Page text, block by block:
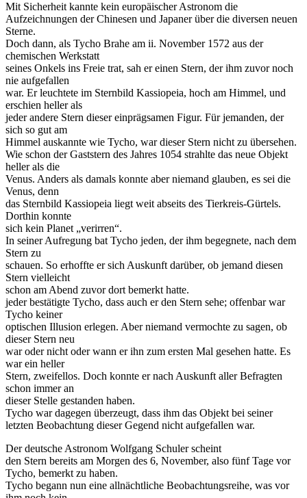
Mit Sicherheit kannte kein europäischer Astronom die
Aufzeichnungen der Chinesen und Japaner über die diversen neuen
Sterne.
Doch dann, als Tycho Brahe am ii. November 1572 aus der
chemischen Werkstatt
seines Onkels ins Freie trat, sah er einen Stern, der ihm zuvor noch
nie aufgefallen
war. Er leuchtete im Sternbild Kassiopeia, hoch am Himmel, und
erschien heller als
jeder andere Stern dieser einprägsamen Figur. Für jemanden, der
sich so gut am
Himmel auskannte wie Tycho, war dieser Stern nicht zu übersehen.
Wie schon der Gaststern des Jahres 1054 strahlte das neue Objekt
heller als die
Venus. Anders als damals konnte aber niemand glauben, es sei die
Venus, denn
das Sternbild Kassiopeia liegt weit abseits des Tierkreis-Gürtels.
Dorthin konnte
sich kein Planet „verirren“.
In seiner Aufregung bat Tycho jeden, der ihm begegnete, nach dem
Stern zu
schauen. So erhoffte er sich Auskunft darüber, ob jemand diesen
Stern vielleicht
schon am Abend zuvor dort bemerkt hatte.
jeder bestätigte Tycho, dass auch er den Stern sehe; offenbar war
Tycho keiner
optischen Illusion erlegen. Aber niemand vermochte zu sagen, ob
dieser Stern neu
war oder nicht oder wann er ihn zum ersten Mal gesehen hatte. Es
war ein heller
Stern, zweifellos. Doch konnte er nach Auskunft aller Befragten
schon immer an
dieser Stelle gestanden haben.
Tycho war dagegen überzeugt, dass ihm das Objekt bei seiner
letzten Beobachtung dieser Gegend nicht aufgefallen war.
Der deutsche Astronom Wolfgang Schuler scheint
den Stern bereits am Morgen des 6, November, also fünf Tage vor
Tycho, bemerkt zu haben.
Tycho begann nun eine allnächtliche Beobachtungsreihe, was vor